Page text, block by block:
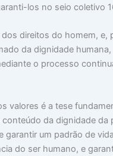
los no seio coletivo
direitos do homem, e,
da dignidade humana,
o processo
valores é a tese
conteúdo da dignidade da
garantir um padrão de
do ser humano, e